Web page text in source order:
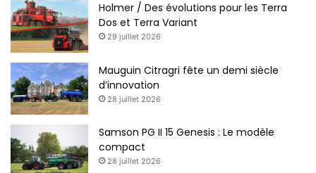
Holmer / Des évolutions pour les Terra
Dos et Terra Variant
29 juillet 2026
Mauguin Citragri fête un demi siècle
d’innovation
28 juillet 2026
Samson PG II 15 Genesis : Le modèle
compact
28 juillet 2026